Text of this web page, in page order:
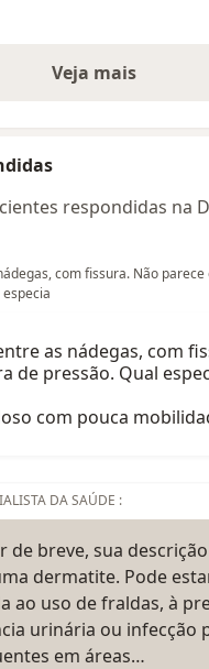
Veja mais
opiniões
respondidas na
com fissura. Não
as nádegas, com
de pressão. Qual
com pouca
DA SAÚDE :
de breve, sua
dermatite. Pode
ao uso de fraldas, à
urinária ou infecção
em áreas…